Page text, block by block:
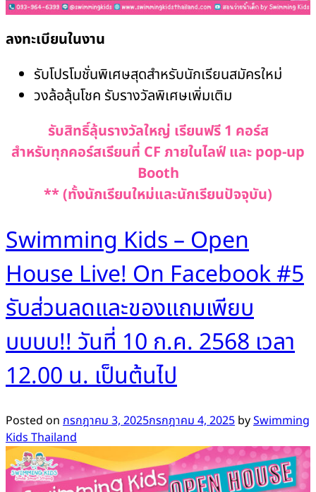
ลงทะเบียนในงาน
รับโปรโมชั่นพิเศษสุดสำหรับนักเรียนสมัครใหม่
วงล้อลุ้นโชค รับรางวัลพิเศษเพิ่มเติม
รับสิทธิ์ลุ้นรางวัลใหญ่ เรียนฟรี 1 คอร์ส
สำหรับทุกคอร์สเรียนที่ CF ภายในไลฟ์ และ pop-up
Booth
** (ทั้งนักเรียนใหม่และนักเรียนปัจจุบัน)
Swimming Kids – Open
House Live! On Facebook #5
รับส่วนลดและของแถมเพียบ
บบบบ!! วันที่ 10 ก.ค. 2568 เวลา
12.00 น. เป็นต้นไป
Posted on กรกฎาคม 3, 2025กรกฎาคม 4, 2025 bySwimming
Kids Thailand